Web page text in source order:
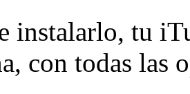
instalarlo, tu
con todas las